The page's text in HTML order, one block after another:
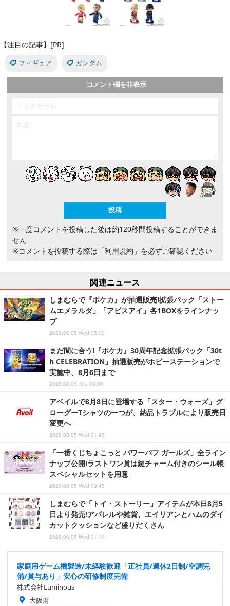
【注目の記事】[PR]
フィギュア ガンダム
コメント欄を非表示
※一度コメントを投稿した後は約120秒間投稿することができま
せん
※コメントを投稿する際は 「利用規約」 を必ずご確認ください
関連ニュース
しまむらで『ポケカ』が抽選販売!拡張パック「ストー
ムエメラルダ」「アビスアイ」各1BOXをラインナッ
プ
2026.08.05 Wed 05:00
まだ間に合う!『ポケカ』30周年記念拡張パック「30t
h CELEBRATION」抽選販売がホビーステーションで
実施中、8月6日まで
2026.08.06 Thu 03:00
アベイルで8月8日に登場する「スター・ウォーズ」グ
ローグーTシャツの一つが、納品トラブルにより販売日
変更へ
2026.08.05 Wed 01:45
「一番くじちょこっと パワーパフ ガールズ」全ライン
ナップ公開!ラストワン賞は鍵チャーム付きのシール帳
スペシャルセットを用意
2026.08.05 Wed 09:45
しまむらで「トイ・ストーリー」アイテムが本日8月5
日より発売!アパレルや雑貨、エイリアンとハムのダイ
カットクッションなど盛りだくさん
2026.08.05 Wed 01:10
家庭用ゲーム機製造/未経験歓迎「正社員/週休2日制/空調完
備/賞与あり」安心の研修制度完備
株式会社Luminous
大阪府